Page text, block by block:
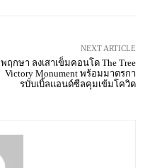
NEXT ARTICLE
พฤกษา ลงเสาเข็มคอนโด The Tree
Victory Monument พร้อมมาตรกา
รบับเบิ้ลแอนด์ซีลคุมเข้มโควิด